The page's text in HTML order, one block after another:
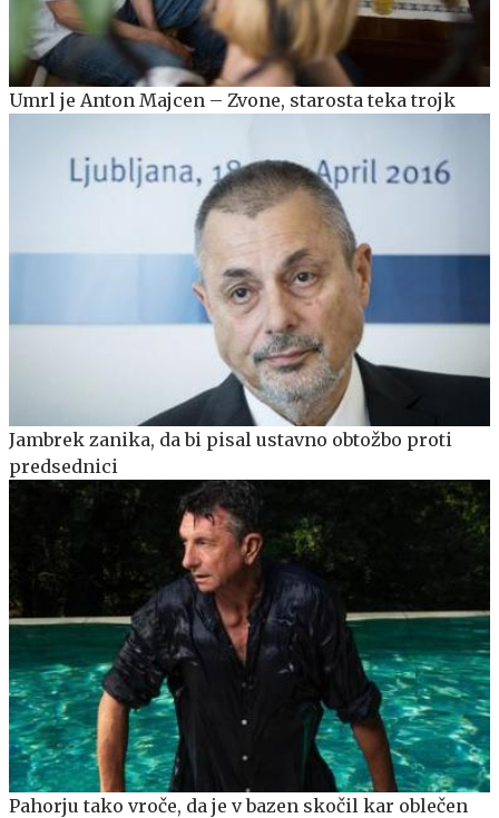
Umrl je Anton Majcen – Zvone, starosta teka trojk
Jambrek zanika, da bi pisal ustavno obtožbo proti
predsednici
Pahorju tako vroče, da je v bazen skočil kar oblečen